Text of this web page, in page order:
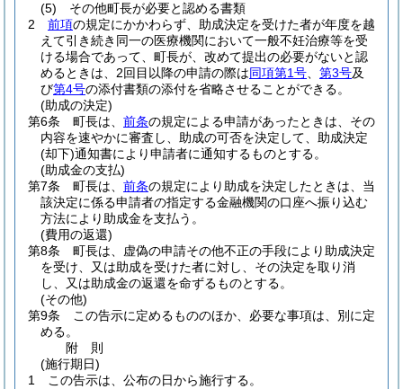
(5)
その他町長が必要と認める書類
2
前項の規定にかかわらず、助成決定を受けた者が年度を越
えて引き続き同一の医療機関において一般不妊治療等を受
ける場合であって、町長が、改めて提出の必要がないと認
めるときは、2回目以降の申請の際は同項第1号 第3号及
び第4号の添付書類の添付を省略させることができる。
(助成の決定)
第6条
町長は、 前条の規定による申請があったときは、その
内容を速やかに審査し、助成の可否を決定して、助成決定
(却下)通知書により申請者に通知するものとする。
(助成金の支払)
第7条
町長は、 前条の規定により助成を決定したときは、当
該決定に係る申請者の指定する金融機関の口座へ振り込む
方法により助成金を支払う。
(費用の返還)
第8条
町長は、虚偽の申請その他不正の手段により助成決定
を受け、又は助成を受けた者に対し、その決定を取り消
し、又は助成金の返還を命ずるものとする。
(その他)
第9条
この告示に定めるもののほか、必要な事項は、別に定
める。
附 則
(施行期日)
1
この告示は、公布の日から施行する。